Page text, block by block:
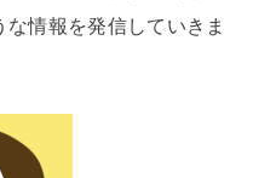
情報を発信していきま